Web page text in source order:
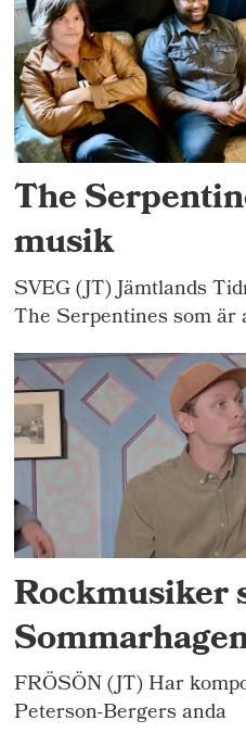
The
musik
SVEG (JT) Jämtlands
The Serpentines som är
Rockmusiker
FRÖSÖN (JT) Har
Peterson-Bergers anda